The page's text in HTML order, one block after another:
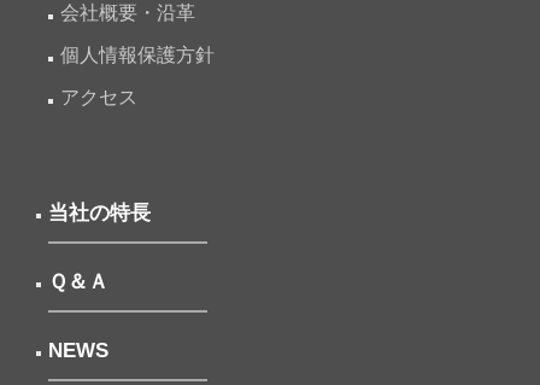
会社概要・沿革
個人情報保護方針
アクセス
当社の特長
Ｑ＆Ａ
NEWS